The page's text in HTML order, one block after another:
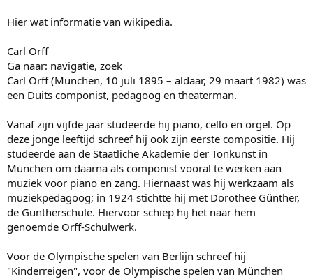
Hier wat informatie van wikipedia.
Carl Orff
Ga naar: navigatie, zoek
Carl Orff (München, 10 juli 1895 – aldaar, 29 maart 1982) was
een Duits componist, pedagoog en theaterman.
Vanaf zijn vijfde jaar studeerde hij piano, cello en orgel. Op
deze jonge leeftijd schreef hij ook zijn eerste compositie. Hij
studeerde aan de Staatliche Akademie der Tonkunst in
München om daarna als componist vooral te werken aan
muziek voor piano en zang. Hiernaast was hij werkzaam als
muziekpedagoog; in 1924 stichtte hij met Dorothee Günther,
de Güntherschule. Hiervoor schiep hij het naar hem
genoemde Orff-Schulwerk.
Voor de Olympische spelen van Berlijn schreef hij
"Kinderreigen", voor de Olympische spelen van München